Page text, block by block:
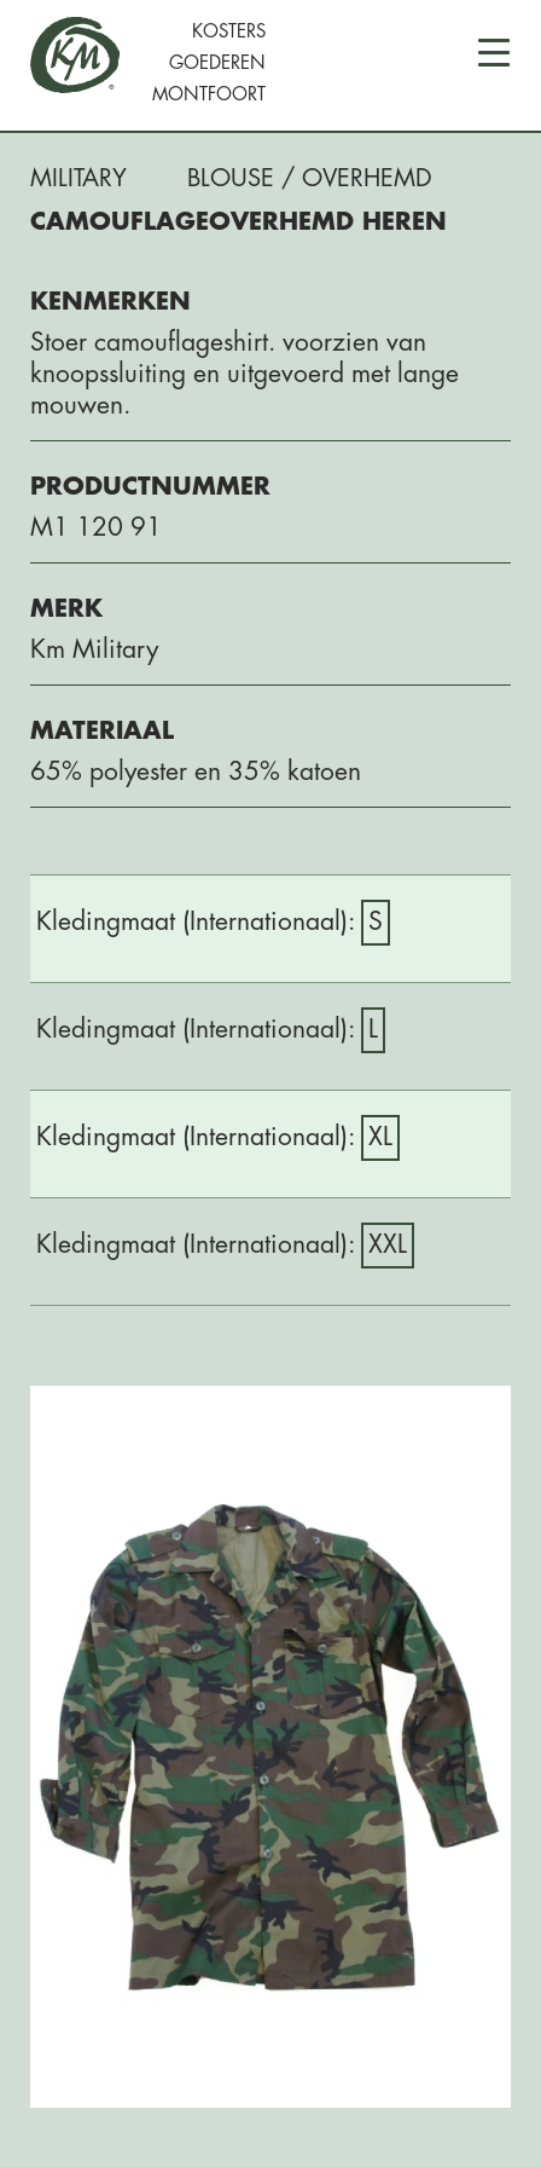
KOSTERS
GOEDEREN
MONTFOORT
MILITARY
BLOUSE / OVERHEMD
CAMOUFLAGEOVERHEMD HEREN
KENMERKEN
Stoer camouflageshirt. voorzien van
knoopssluiting en uitgevoerd met lange
mouwen.
PRODUCTNUMMER
M1 120 91
MERK
Km Military
MATERIAAL
65% polyester en 35% katoen
S
L
XL
XXL